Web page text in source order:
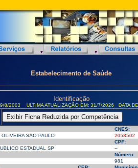
Estabelecimento de Saúde
Identificação
9/8/2003 ULTIMA ATUALIZAÇÃO EM: 31/7/2026 DATA
CNES:
SAO PAULO
2058502
CPF:
ESTADUAL SP
--
Número:
981